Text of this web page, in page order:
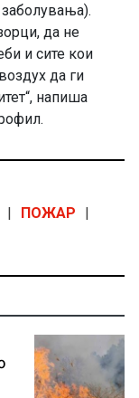
да не
и сите кои
да ги
напиша
| ПОЖАР
|